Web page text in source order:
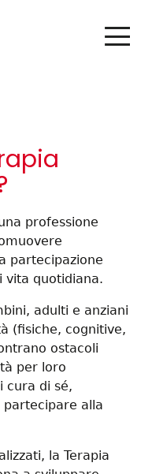
professione
partecipazione
vita quotidiana.
adulti e anziani
(fisiche, cognitive,
ostacoli
per loro
cura di sé,
alla
la Terapia